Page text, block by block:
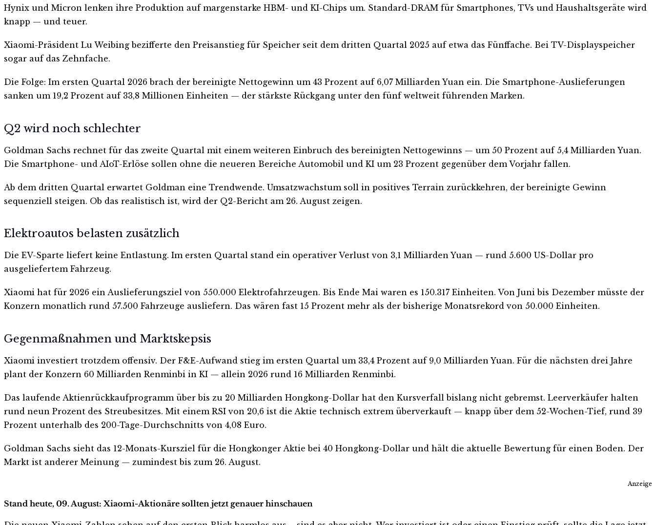
Hynix und Micron lenken ihre Produktion auf margenstarke HBM- und KI-Chips um. Standard-DRAM für Smartphones, TVs und Haushaltsgeräte wird
knapp — und teuer.
Xiaomi-Präsident Lu Weibing bezifferte den Preisanstieg für Speicher seit dem dritten Quartal 2025 auf etwa das Fünffache. Bei TV-Displayspeicher
sogar auf das Zehnfache.
Die Folge: Im ersten Quartal 2026 brach der bereinigte Nettogewinn um 43 Prozent auf 6,07 Milliarden Yuan ein. Die Smartphone-Auslieferungen
sanken um 19,2 Prozent auf 33,8 Millionen Einheiten — der stärkste Rückgang unter den fünf weltweit führenden Marken.
Q2 wird noch schlechter
Goldman Sachs rechnet für das zweite Quartal mit einem weiteren Einbruch des bereinigten Nettogewinns — um 50 Prozent auf 5,4 Milliarden Yuan.
Die Smartphone- und AIoT-Erlöse sollen ohne die neueren Bereiche Automobil und KI um 23 Prozent gegenüber dem Vorjahr fallen.
Ab dem dritten Quartal erwartet Goldman eine Trendwende. Umsatzwachstum soll in positives Terrain zurückkehren, der bereinigte Gewinn
sequenziell steigen. Ob das realistisch ist, wird der Q2-Bericht am 26. August zeigen.
Elektroautos belasten zusätzlich
Die EV-Sparte liefert keine Entlastung. Im ersten Quartal stand ein operativer Verlust von 3,1 Milliarden Yuan — rund 5.600 US-Dollar pro
ausgeliefertem Fahrzeug.
Xiaomi hat für 2026 ein Auslieferungsziel von 550.000 Elektrofahrzeugen. Bis Ende Mai waren es 150.317 Einheiten. Von Juni bis Dezember müsste der
Konzern monatlich rund 57.500 Fahrzeuge ausliefern. Das wären fast 15 Prozent mehr als der bisherige Monatsrekord von 50.000 Einheiten.
Gegenmaßnahmen und Marktskepsis
Xiaomi investiert trotzdem offensiv. Der F&E-Aufwand stieg im ersten Quartal um 33,4 Prozent auf 9,0 Milliarden Yuan. Für die nächsten drei Jahre
plant der Konzern 60 Milliarden Renminbi in KI — allein 2026 rund 16 Milliarden Renminbi.
Das laufende Aktienrückkaufprogramm über bis zu 20 Milliarden Hongkong-Dollar hat den Kursverfall bislang nicht gebremst. Leerverkäufer halten
rund neun Prozent des Streubesitzes. Mit einem RSI von 20,6 ist die Aktie technisch extrem überverkauft — knapp über dem 52-Wochen-Tief, rund 39
Prozent unterhalb des 200-Tage-Durchschnitts von 4,08 Euro.
Goldman Sachs sieht das 12-Monats-Kursziel für die Hongkonger Aktie bei 40 Hongkong-Dollar und hält die aktuelle Bewertung für einen Boden. Der
Markt ist anderer Meinung — zumindest bis zum 26. August.
Anzeige
Stand heute, 09. August: Xiaomi-Aktionäre sollten jetzt genauer hinschauen